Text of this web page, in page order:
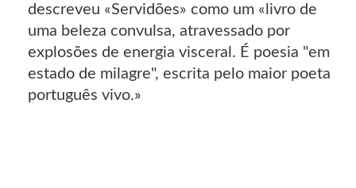
descreveu «Servidões» como um «livro de
uma beleza convulsa, atravessado por
explosões de energia visceral. É poesia "em
estado de milagre", escrita pelo maior poeta
português vivo.»